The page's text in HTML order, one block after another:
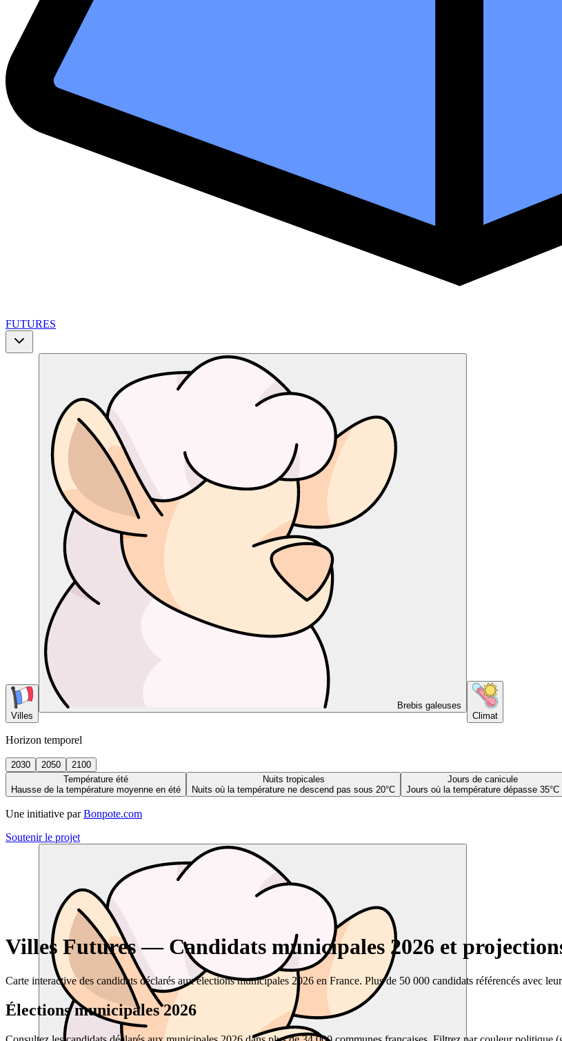
FUTURES
Villes
Brebis galeuses
Climat
Horizon temporel
2030 2050
2100
Température été
Hausse de la température moyenne en été
Nuits tropicales
Nuits où la température ne descend pas sous 20°C
Jours de canicule
Jours où la température dépasse 35°C
Une initiative par Bonpote.com
Soutenir le projet
Villes Futures — Candidats municipales 2026 et
Carte interactive des candidats déclarés aux élections municipales 2026 en France. Plus de 50 000 candidats référencés avec
Élections municipales 2026